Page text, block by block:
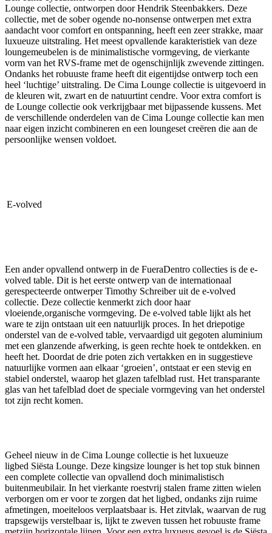
Lounge collectie, ontworpen door Hendrik Steenbakkers. Deze
collectie, met de sober ogende no-nonsense ontwerpen met extra
aandacht voor comfort en ontspanning, heeft een zeer strakke, maar
luxueuze uitstraling. Het meest opvallende karakteristiek van deze
loungemeubelen is de minimalistische vormgeving, de vierkante
vorm van het RVS-frame met de ogenschijnlijk zwevende zittingen.
Ondanks het robuuste frame heeft dit eigentijdse ontwerp toch een
heel ‘luchtige’ uitstraling. De Cima Lounge collectie is uitgevoerd in
de kleuren wit, zwart en de natuurtint cendre. Voor extra comfort is
de Lounge collectie ook verkrijgbaar met bijpassende kussens. Met
de verschillende onderdelen van de Cima Lounge collectie kan men
naar eigen inzicht combineren en een loungeset creëren die aan de
persoonlijke wensen voldoet.
E-volved
Een ander opvallend ontwerp in de FueraDentro collecties is de e-
volved table. Dit is het eerste ontwerp van de internationaal
gerespecteerde ontwerper Timothy Schreiber uit de e-volved
collectie. Deze collectie kenmerkt zich door haar
vloeiende,organische vormgeving. De e-volved table lijkt als het
ware te zijn ontstaan uit een natuurlijk proces. In het driepotige
onderstel van de e-volved table, vervaardigd uit gegoten aluminium
met een glanzende afwerking, is geen rechte hoek te ontdekken. en
heeft het. Doordat de drie poten zich vertakken en in suggestieve
natuurlijke vormen aan elkaar ‘groeien’, ontstaat er een stevig en
stabiel onderstel, waarop het glazen tafelblad rust. Het transparante
glas van het tafelblad doet de speciale vormgeving van het onderstel
tot zijn recht komen.
Geheel nieuw in de Cima Lounge collectie is het luxueuze
ligbed Siësta Lounge. Deze kingsize lounger is het top stuk binnen
een complete collectie van opvallend doch minimalistisch
buitenmeubilair. In het vierkante roestvrij stalen frame zitten wielen
verborgen om er voor te zorgen dat het ligbed, ondanks zijn ruime
afmetingen, moeiteloos verplaatsbaar is. Het zitvlak, waarvan de rug
trapsgewijs verstelbaar is, lijkt te zweven tussen het robuuste frame